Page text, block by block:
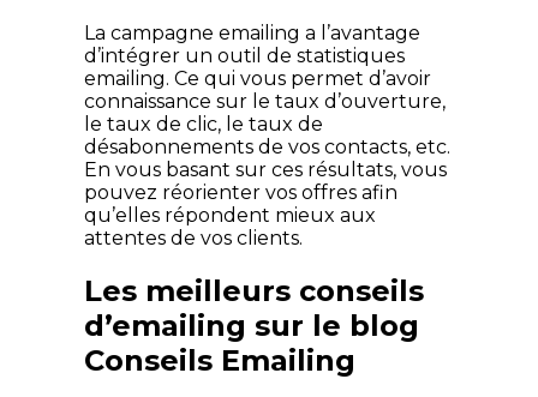
La campagne emailing a l’avantage
d’intégrer un outil de statistiques
emailing. Ce qui vous permet d’avoir
connaissance sur le taux d’ouverture,
le taux de clic, le taux de
désabonnements de vos contacts, etc.
En vous basant sur ces résultats, vous
pouvez réorienter vos offres afin
qu’elles répondent mieux aux
attentes de vos clients.
Les meilleurs conseils
d’emailing sur le blog
Conseils Emailing